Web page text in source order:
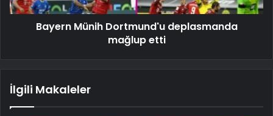
Bayern Münih Dortmund'u deplasmanda
mağlup etti
İlgili Makaleler